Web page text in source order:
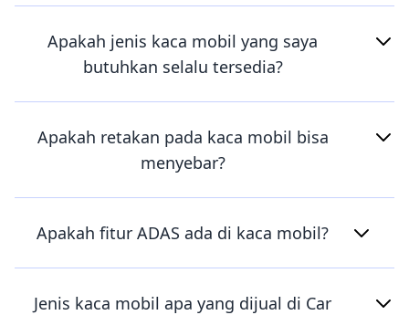
Apakah jenis kaca mobil yang saya
butuhkan selalu tersedia?
Apakah retakan pada kaca mobil bisa
menyebar?
Apakah fitur ADAS ada di kaca mobil?
Jenis kaca mobil apa yang dijual di Car